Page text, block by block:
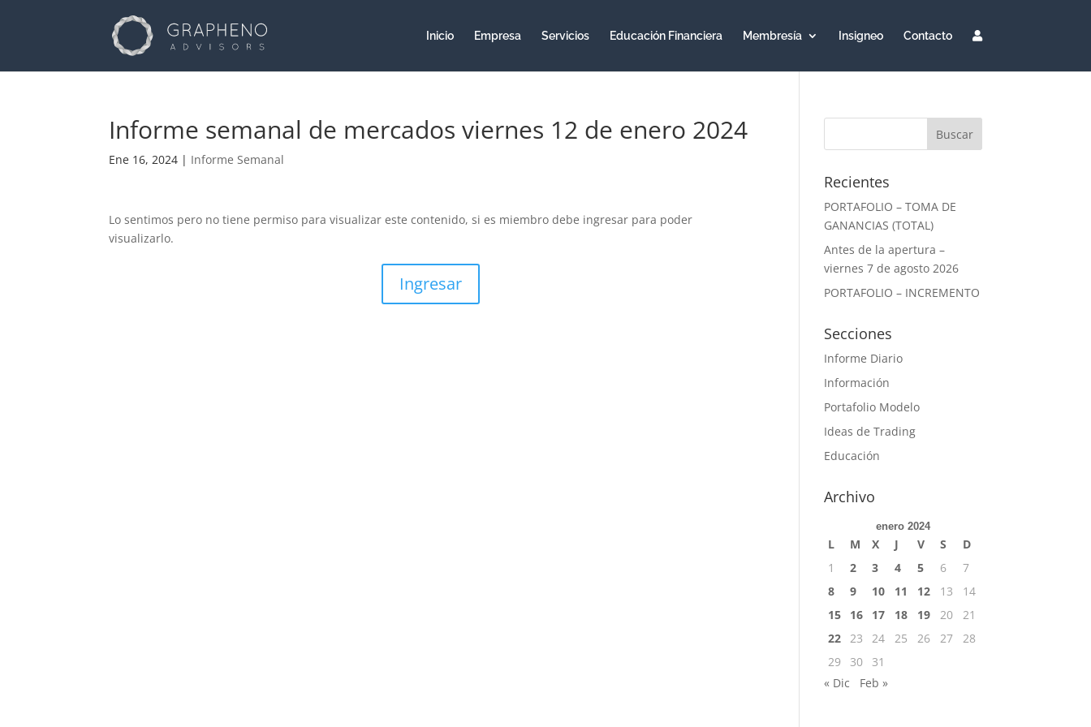
Inicio Empresa Servicios Educación Financiera Membresía Insigneo Contacto
Informe semanal de mercados viernes 12 de enero 2024
Ene 16, 2024 | Informe Semanal
Lo sentimos pero no tiene permiso para visualizar este contenido, si es miembro debe ingresar para poder
visualizarlo.
Ingresar
Recientes
PORTAFOLIO – TOMA DE
GANANCIAS (TOTAL)
Antes de la apertura –
viernes 7 de agosto 2026
PORTAFOLIO – INCREMENTO
Secciones
Informe Diario
Información
Portafolio Modelo
Ideas de Trading
Educación
Archivo
enero 2024
L M X J V S
D
1
2 3 4 5 6
7
8
9 10 11 12 13
14
15
16 17 18 19 20
21
22 23 24 25 26 27
28
29
30
31
« Dic
Feb »